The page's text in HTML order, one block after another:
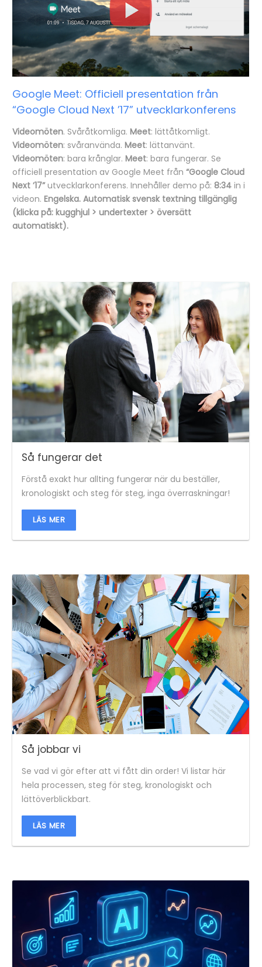
Google Meet: Officiell presentation från
“Google Cloud Next ’17” utvecklarkonferens
Videomöten. Svåråtkomliga.Meet: lättåtkomligt.
Videomöten: svåranvända.Meet: lättanvänt.
Videomöten: bara krånglar.Meet: bara fungerar. Se
officiell presentation av Google Meet från“Google Cloud
Next ’17”utvecklarkonferens. Innehåller demo på: 8:34 in i
videon.Engelska. Automatisk svensk textning tillgänglig
(klicka på: kugghjul > undertexter > översätt
automatiskt).
Så fungerar det
Förstå exakt hur allting fungerar när du beställer,
kronologiskt och steg för steg, inga överraskningar!
LÄS MER
Så jobbar vi
Se vad vi gör efter att vi fått din order! Vi listar här
hela processen, steg för steg, kronologiskt och
lättöverblickbart.
LÄS MER